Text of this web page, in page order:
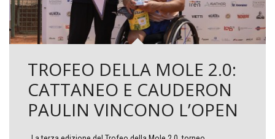
TROFEO DELLA MOLE 2.0:
CATTANEO E CAUDERON
PAULIN VINCONO L’OPEN